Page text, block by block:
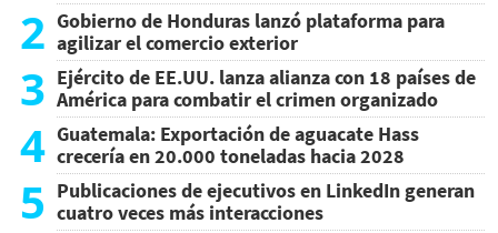
2 Gobierno de Honduras lanzó plataforma para
agilizar el comercio exterior
3 Ejército de EE.UU. lanza alianza con 18 países de
América para combatir el crimen organizado
4 Guatemala: Exportación de aguacate Hass
crecería en 20.000 toneladas hacia 2028
5 Publicaciones de ejecutivos en LinkedIn generan
cuatro veces más interacciones